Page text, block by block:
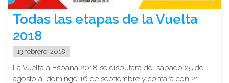
Todas las etapas de la Vuelta
2018
13 febrero, 2018
La Vuelta a España 2018 se disputará del sábado 25 de
agosto al domingo 16 de septiembre y contará con 21